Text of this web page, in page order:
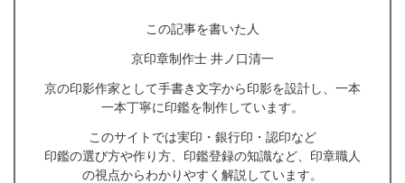
この記事を書いた人
京印章制作士 井ノ口清一
京の印影作家として手書き文字から印影を設計し、一本
一本丁寧に印鑑を制作しています。
このサイトでは実印・銀行印・認印など
印鑑の選び方や作り方、印鑑登録の知識など、印章職人
の視点からわかりやすく解説しています。